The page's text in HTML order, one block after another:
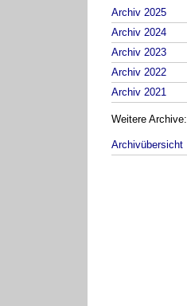
Archiv 2025
Archiv 2024
Archiv 2023
Archiv 2022
Archiv 2021
Weitere Archive:
Archivübersicht